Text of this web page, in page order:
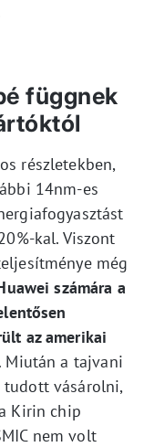
függnek
részletekben,
14nm-es
kal. Viszont
még
számára a
az amerikai
. Miután a tajvani
tudott vásárolni,
Kirin chip
nem volt